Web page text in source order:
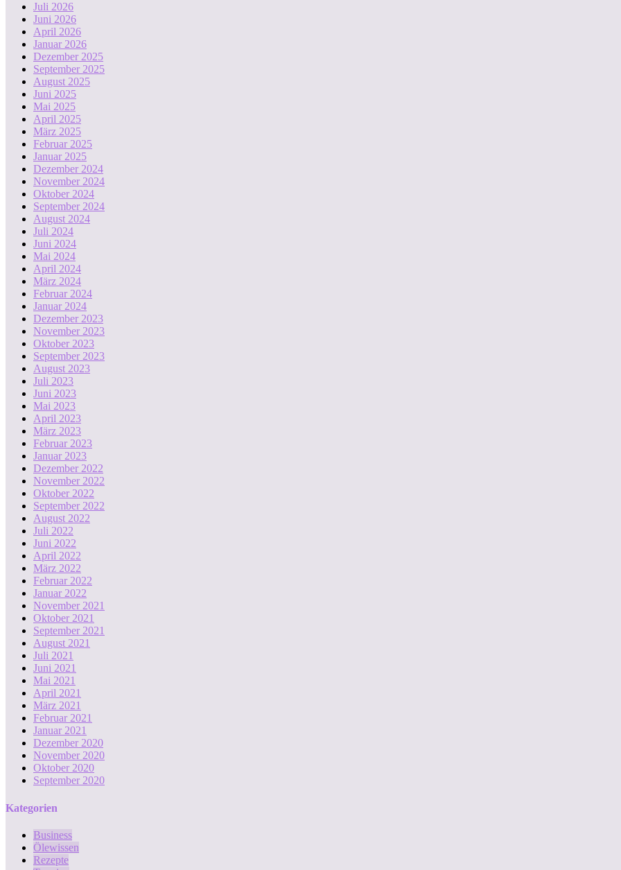
Juli 2026
Juni 2026
April 2026
Januar 2026
Dezember 2025
September 2025
August 2025
Juni 2025
Mai 2025
April 2025
März 2025
Februar 2025
Januar 2025
Dezember 2024
November 2024
Oktober 2024
September 2024
August 2024
Juli 2024
Juni 2024
Mai 2024
April 2024
März 2024
Februar 2024
Januar 2024
Dezember 2023
November 2023
Oktober 2023
September 2023
August 2023
Juli 2023
Juni 2023
Mai 2023
April 2023
März 2023
Februar 2023
Januar 2023
Dezember 2022
November 2022
Oktober 2022
September 2022
August 2022
Juli 2022
Juni 2022
April 2022
März 2022
Februar 2022
Januar 2022
November 2021
Oktober 2021
September 2021
August 2021
Juli 2021
Juni 2021
Mai 2021
April 2021
März 2021
Februar 2021
Januar 2021
Dezember 2020
November 2020
Oktober 2020
September 2020
Kategorien
Business
Ölewissen
Rezepte